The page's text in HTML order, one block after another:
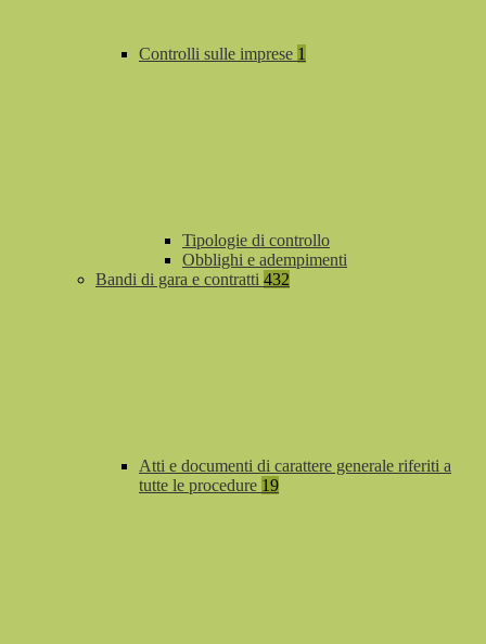
Controlli sulle imprese 1
Tipologie di controllo
Obblighi e adempimenti
Bandi di gara e contratti 432
Atti e documenti di carattere generale riferiti a
tutte le procedure 19